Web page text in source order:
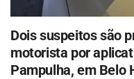
Dois suspeitos são
motorista por
Pampulha, em Belo